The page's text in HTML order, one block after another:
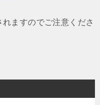
ますのでご注意くださ